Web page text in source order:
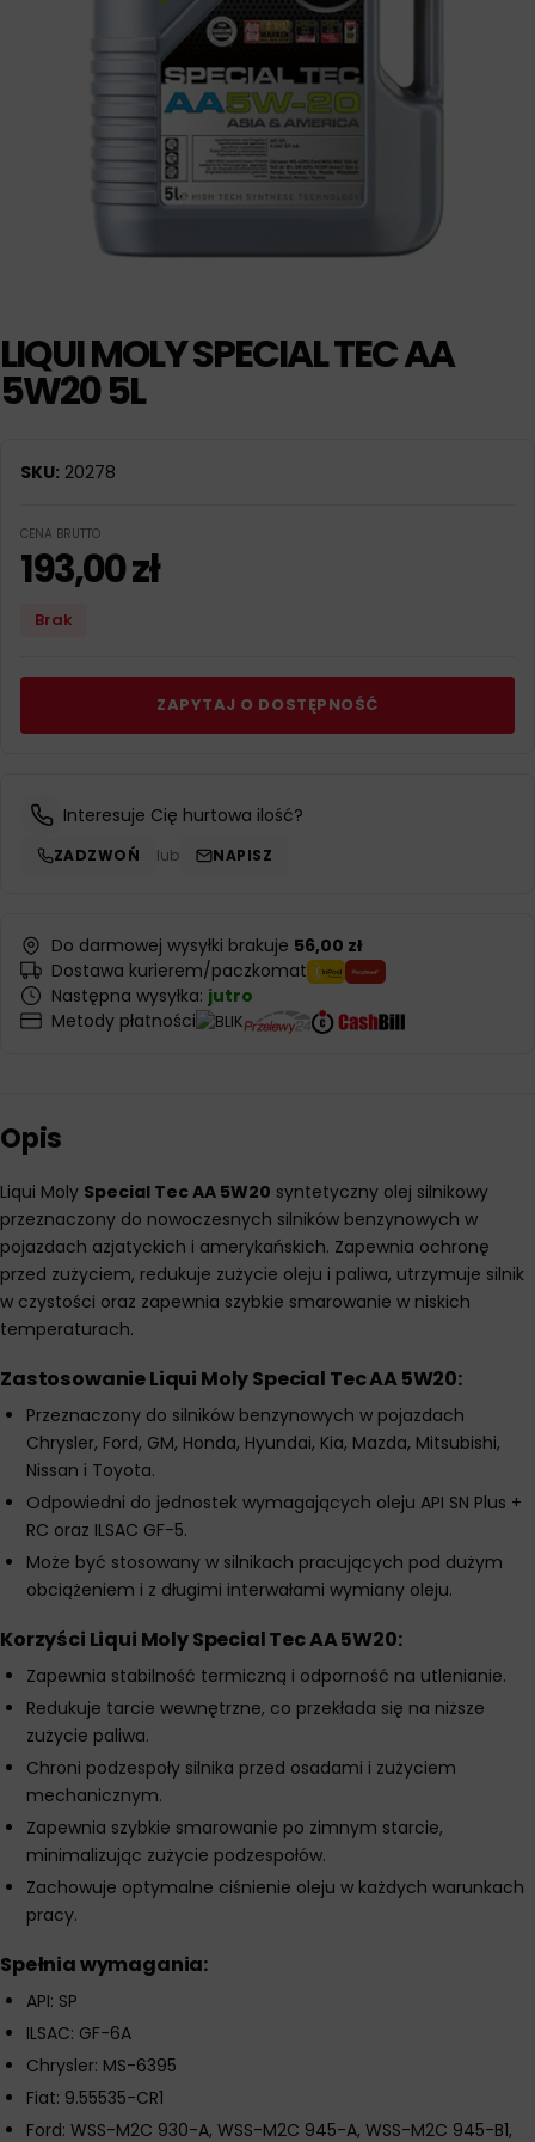
LIQUI MOLY SPECIAL TEC AA
5W20 5L
SKU: 20278
CENA BRUTTO
193,00zł
Brak
ZAPYTAJ O DOSTĘPNOŚĆ
Interesuje Cię hurtowa ilość?
ZADZWOŃ lub NAPISZ
Do darmowej wysyłki brakuje 56,00 zł
Dostawa kurierem/paczkomat
Następna wysyłka: jutro
Metody płatności
Opis
Liqui Moly Special Tec AA 5W20 syntetyczny olej silnikowy
przeznaczony do nowoczesnych silników benzynowych w
pojazdach azjatyckich i amerykańskich. Zapewnia ochronę
przed zużyciem, redukuje zużycie oleju i paliwa, utrzymuje silnik
w czystości oraz zapewnia szybkie smarowanie w niskich
temperaturach.
Zastosowanie Liqui Moly Special Tec AA 5W20:
Przeznaczony do silników benzynowych w pojazdach
Chrysler, Ford, GM, Honda, Hyundai, Kia, Mazda, Mitsubishi,
Nissan i Toyota.
Odpowiedni do jednostek wymagających oleju API SN Plus +
RC oraz ILSAC GF-5.
Może być stosowany w silnikach pracujących pod dużym
obciążeniem i z długimi interwałami wymiany oleju.
Korzyści Liqui Moly Special Tec AA 5W20:
Zapewnia stabilność termiczną i odporność na utlenianie.
Redukuje tarcie wewnętrzne, co przekłada się na niższe
zużycie paliwa.
Chroni podzespoły silnika przed osadami i zużyciem
mechanicznym.
Zapewnia szybkie smarowanie po zimnym starcie,
minimalizując zużycie podzespołów.
Zachowuje optymalne ciśnienie oleju w każdych warunkach
pracy.
Spełnia wymagania:
API: SP
ILSAC: GF-6A
Chrysler: MS-6395
Fiat: 9.55535-CR1
Ford: WSS-M2C 930-A, WSS-M2C 945-A, WSS-M2C 945-B1,